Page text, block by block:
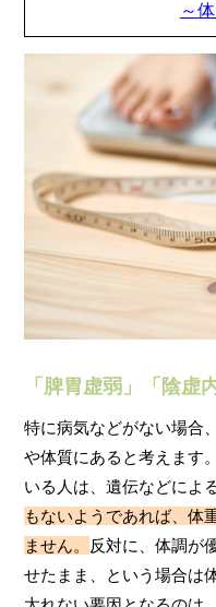
～
「脾胃虚弱」「陰虚
特に病気などがない場合
や体質にあると考えます
いる人は、遺伝などによ
もないようであれば、体
ません。 反対に、体調が
せたまま、という場合は